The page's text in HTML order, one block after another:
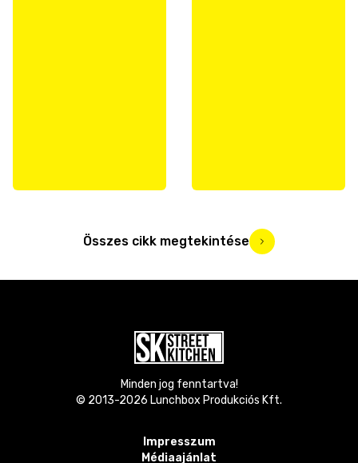
Összes cikk megtekintése
Minden jog fenntartva!
© 2013-2026 Lunchbox Produkciós Kft.
Impresszum
Médiaajánlat